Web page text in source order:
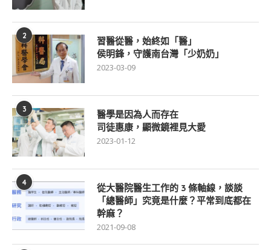
2
習醫從醫，始終如「醫」
侯明鋒，守護南台灣「少奶奶」
2023-03-09
3
醫學是因為人而存在
司徒惠康，顯微鏡裡見大愛
2023-01-12
4
從大醫院醫生工作的 3 條軸線，談談
「總醫師」究竟是什麼？平常到底都在
幹麻？
2021-09-08